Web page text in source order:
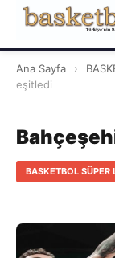
Ana Sayfa ›
eşitledi
BASKETBOL SÜPER